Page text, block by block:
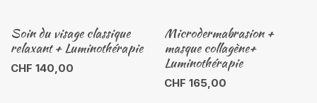
Soin du visage classique
relaxant + Luminothérapie
CHF 140,00
Microdermabrasion +
masque collagène+
Luminothérapie
CHF 165,00